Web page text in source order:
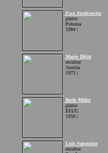
Ewa Juszkiewicz
pintor
Polonia
1984 |
Mario Dilitz
escultor
Austria
1973 |
Ruth Miller
pintor
EEUU
1950 |
Luis Sanguino
escultor